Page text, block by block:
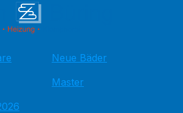
Neue Bäder
Master